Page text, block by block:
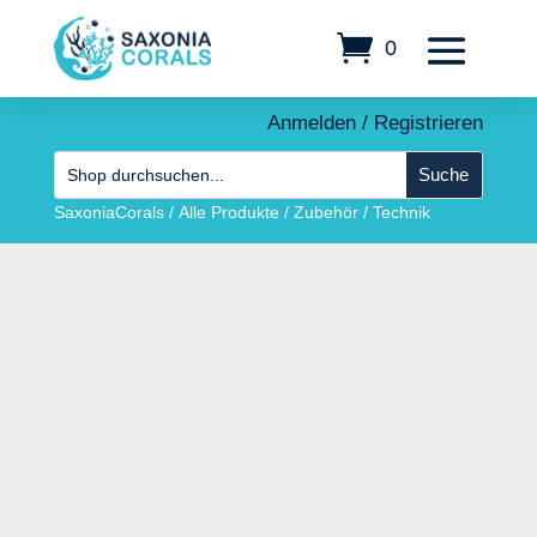
0
Anmelden / Registrieren
SaxoniaCorals/ Alle Produkte/ Zubehör/ Technik